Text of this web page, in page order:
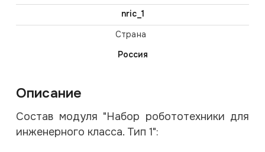
nric_1
Страна
Россия
Описание
Состав модуля "Набор робототехники для
инженерного класса. Тип 1":